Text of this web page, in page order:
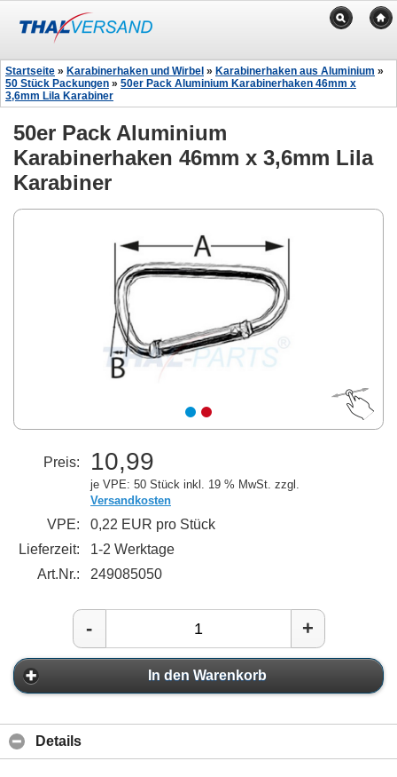
Startseite » Karabinerhaken und Wirbel » Karabinerhaken aus Aluminium »
50 Stück Packungen » 50er Pack Aluminium Karabinerhaken 46mm x
3,6mm Lila Karabiner
50er Pack Aluminium
Karabinerhaken 46mm x 3,6mm Lila
Karabiner
Preis: 10,99
je VPE: 50 Stück inkl. 19 % MwSt. zzgl.
Versandkosten
VPE:
0,22 EUR pro Stück
Lieferzeit:
1-2 Werktage
Art.Nr.:
249085050
- +
In den Warenkorb
Details